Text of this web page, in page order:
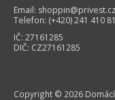
Email: shoppin@privest.cz
Telefon: (+420) 241 410
IČ: 27161285
DIČ: CZ27161285
Copyright © 2026